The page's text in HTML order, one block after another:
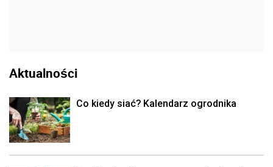
Aktualności
Co kiedy siać? Kalendarz ogrodnika